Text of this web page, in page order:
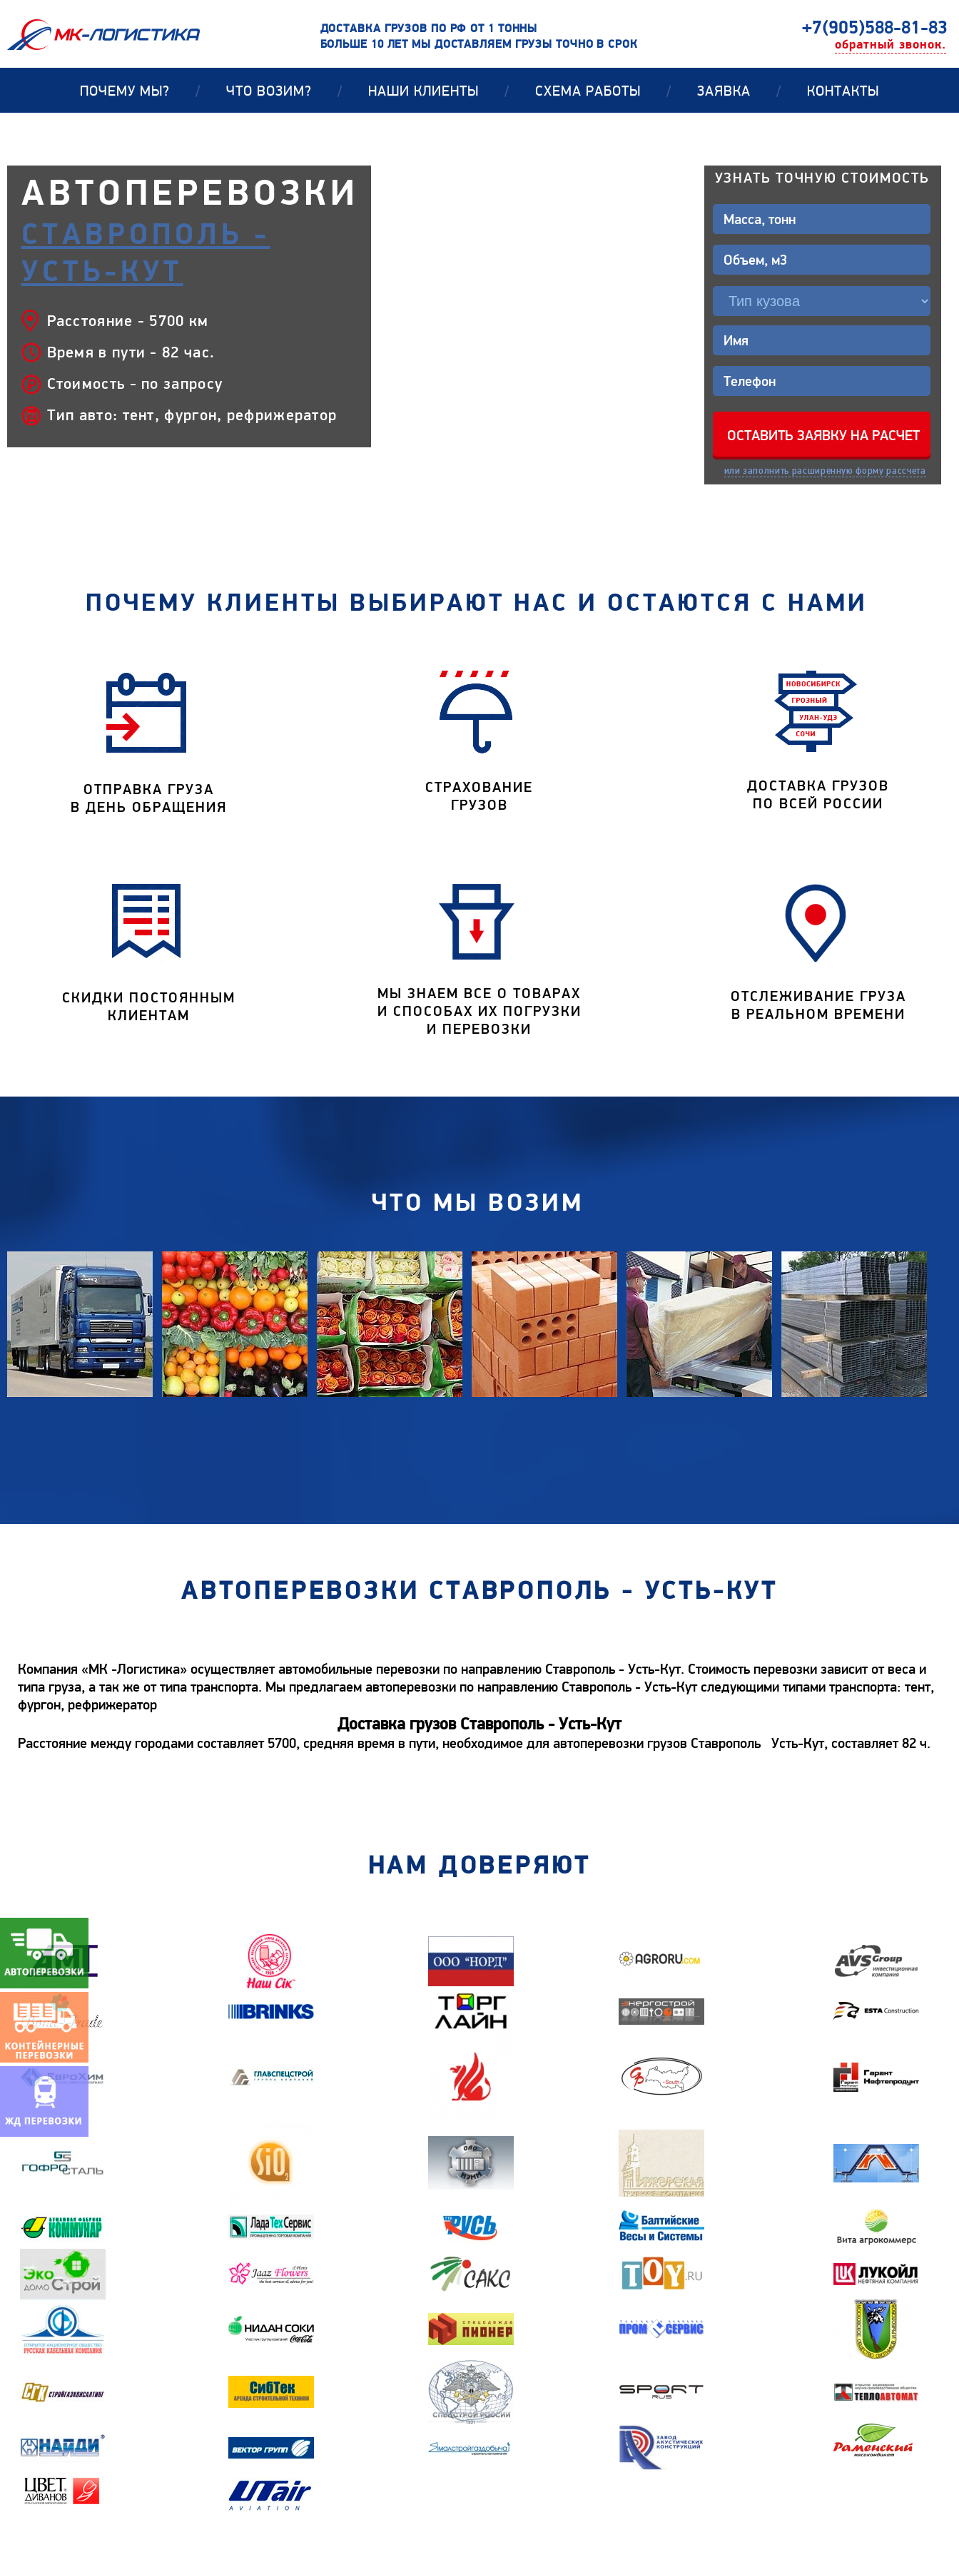
ДОСТАВКА ГРУЗОВ ПО РФ ОТ 1 ТОННЫ
БОЛЬШЕ 10 ЛЕТ МЫ ДОСТАВЛЯЕМ ГРУЗЫ ТОЧНО В СРОК
+7(905)588-81-83
обратный звонок.
ПОЧЕМУ МЫ? / ЧТО ВОЗИМ? / НАШИ КЛИЕНТЫ / СХЕМА РАБОТЫ / ЗАЯВКА / КОНТАКТЫ
АВТОПЕРЕВОЗКИ
СТАВРОПОЛЬ -
УСТЬ-КУТ
Расстояние - 5700 км
Время в пути - 82 час.
Стоимость - по запросу
Тип авто: тент, фургон, рефрижератор
УЗНАТЬ ТОЧНУЮ СТОИМОСТЬ
или заполнить расширенную форму рассчета
ПОЧЕМУ КЛИЕНТЫ ВЫБИРАЮТ НАС И ОСТАЮТСЯ С НАМИ
ОТПРАВКА ГРУЗА
В ДЕНЬ ОБРАЩЕНИЯ
СТРАХОВАНИЕ
ГРУЗОВ
ДОСТАВКА ГРУЗОВ
ПО ВСЕЙ РОССИИ
СКИДКИ ПОСТОЯННЫМ
КЛИЕНТАМ
МЫ ЗНАЕМ ВСЕ О ТОВАРАХ
И СПОСОБАХ ИХ ПОГРУЗКИ
И ПЕРЕВОЗКИ
ОТСЛЕЖИВАНИЕ ГРУЗА
В РЕАЛЬНОМ ВРЕМЕНИ
ЧТО МЫ ВОЗИМ
АВТОПЕРЕВОЗКИ СТАВРОПОЛЬ - УСТЬ-КУТ
Компания «МК -Логистика» осуществляет автомобильные перевозки по направлению Ставрополь - Усть-Кут. Стоимость перевозки зависит от веса и
типа груза, а так же от типа транспорта. Мы предлагаем автоперевозки по направлению Ставрополь - Усть-Кут следующими типами транспорта: тент,
фургон, рефрижератор
Доставка грузов Ставрополь - Усть-Кут
Расстояние между городами составляет 5700, средняя время в пути, необходимое для автоперевозки грузов Ставрополь Усть-Кут, составляет 82 ч.
НАМ ДОВЕРЯЮТ